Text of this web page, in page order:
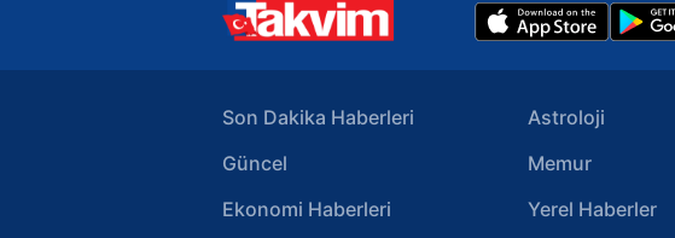
Son Dakika Haberleri
Güncel
Ekonomi Haberleri
Astroloji
Memur
Yerel Haberler